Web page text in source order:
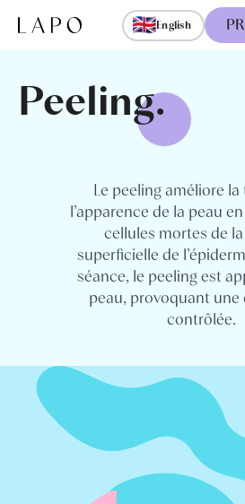
🇬🇧English
Peeling.
Le peeling améliore
l’apparence de la peau
cellules mortes de
superficielle de
séance, le peeling est
peau, provoquant une
contrôlée.